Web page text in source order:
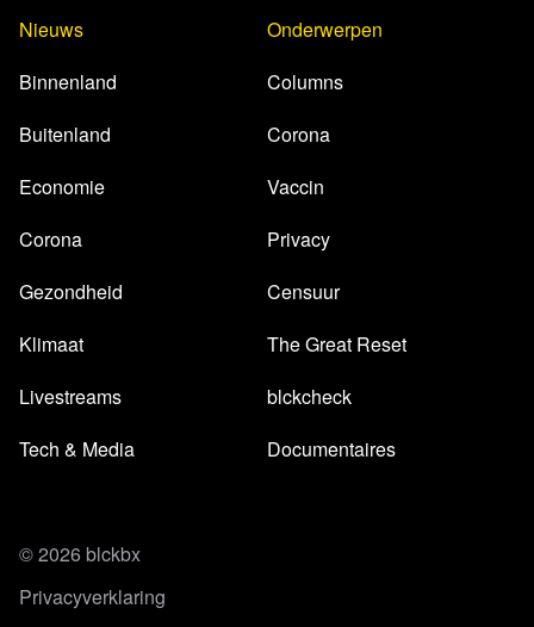
Nieuws
Binnenland
Buitenland
Economie
Corona
Gezondheid
Klimaat
Livestreams
Tech & Media
Onderwerpen
Columns
Corona
Vaccin
Privacy
Censuur
The Great Reset
blckcheck
Documentaires
© 2026 blckbx
Privacyverklaring